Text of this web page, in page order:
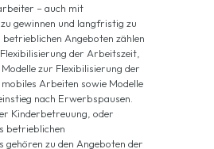
– auch mit
gewinnen und langfristig zu
Angeboten zählen
der Arbeitszeit,
zur Flexibilisierung der
Arbeiten sowie Modelle
nach Erwerbspausen.
Kinderbetreuung, oder
betrieblichen
gehören zu den Angeboten der